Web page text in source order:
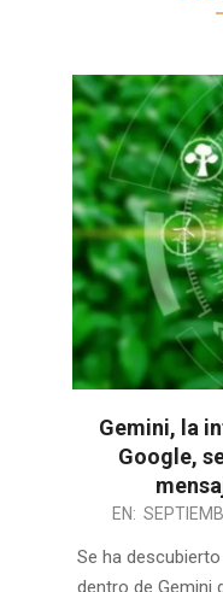
Gemini, la
Google,
2024-EN:
Se ha
dentro de Gemini